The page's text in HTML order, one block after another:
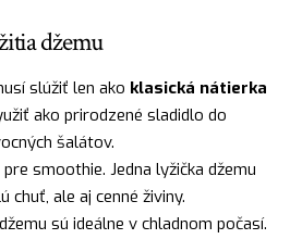
džemu
slúžiť len ako klasická nátierka
ako prirodzené sladidlo do
šalátov.
smoothie. Jedna lyžička džemu
chuť, ale aj cenné živiny.
sú ideálne v chladnom počasí.